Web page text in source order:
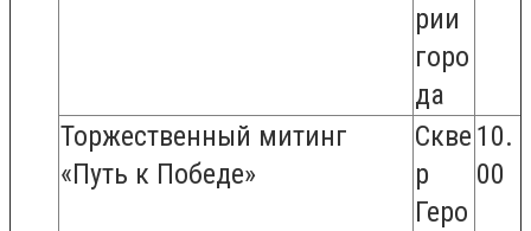
рии
горо
да
Торжественный митинг
«Путь к Победе»
Скве
р
Геро
10.
00